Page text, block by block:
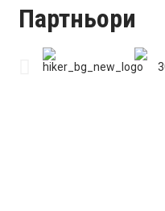
Партньори